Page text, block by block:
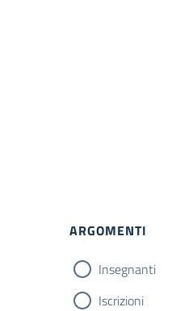
ARGOMENTI
Insegnanti
Iscrizioni